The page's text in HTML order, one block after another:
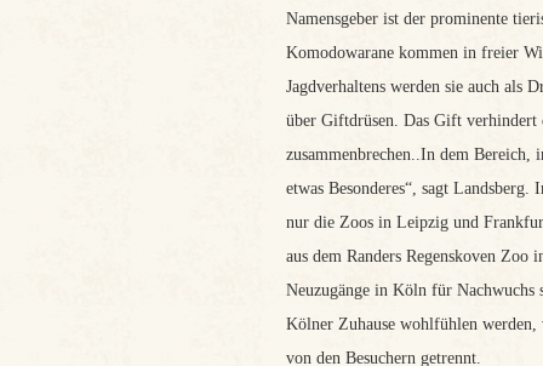
Namensgeber ist der prominente
Komodowarane kommen in freier
Jagdverhaltens werden sie auch als
über Giftdrüsen. Das Gift verhindert
zusammenbrechen..In dem Bereich,
etwas Besonderes“, sagt
nur die Zoos in Leipzig und
aus dem Randers Regenskoven
Neuzugänge in Köln für Nachwuchs
Kölner Zuhause wohlfühlen
von den Besuchern getrennt.